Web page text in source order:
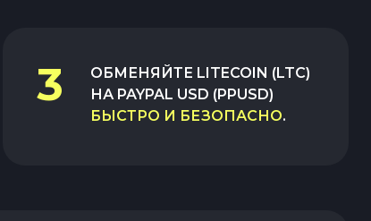
3 ОБМЕНЯЙТЕ LITECOIN (LTC)
НА PAYPAL USD (PPUSD)
БЫСТРО И БЕЗОПАСНО.